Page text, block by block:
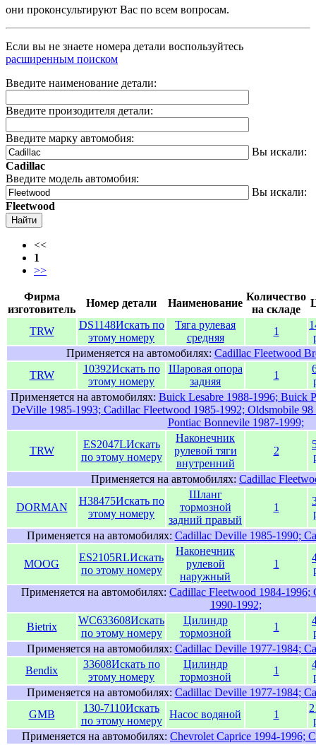
они проконсультируют Вас по всем вопросам.
Если вы не знаете номера детали воспользуйтесь
расширенным поиском
Введите наименование детали:
Введите произодителя детали:
Введите марку автомобия:
Вы искали:
Cadillac
Введите модель автомобия:
Вы искали:
Fleetwood
Найти
<<
1
>>
Фирма
изготовитель
Номер детали Наименование
Количество
на складе
TRW
DS1148Искать по
этому номеру
Тяга рулевая
средняя
1
Применяется на автомобилях: Cadillac Fleetwood
TRW
10392Искать по
этому номеру
Шаровая опора
задняя
1
Применяется на автомобилях: Buick Lesabre 1988-1996; Buick
DeVille 1985-1993; Cadillac Fleetwood 1985-1992; Oldsmobile
Pontiac Bonnevile 1987-1999;
TRW
ES2047LИскать
по этому номеру
Наконечник
рулевой тяги
внутренний
2
Применяется на автомобилях: Cadillac
DORMAN
H38475Искать по
этому номеру
Шланг
тормозной
задний правый
1
Применяется на автомобилях: Cadillac Deville 1985-1990;
MOOG
ES2105RLИскать
по этому номеру
Наконечник
рулевой
наружный
1
Применяется на автомобилях: Cadillac Fleetwood 1984-1996;
1990-1992;
Bietrix
WC633608Искать
по этому номеру
Цилиндр
тормозной
1
Применяется на автомобилях: Cadillac Deville 1977-1984;
Bendix
33608Искать по
этому номеру
Цилиндр
тормозной
1
Применяется на автомобилях: Cadillac Deville 1977-1984;
GMB
130-7110Искать
по этому номеру
Насос водяной 1
Применяется на автомобилях: Chevrolet Caprice 1994-1996;